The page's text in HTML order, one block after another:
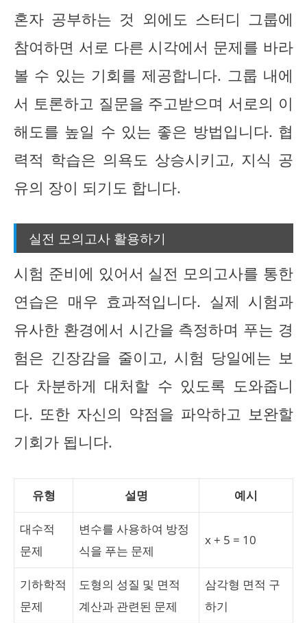
혼자 공부하는 것 외에도 스터디 그룹에
참여하면 서로 다른 시각에서 문제를 바라
볼 수 있는 기회를 제공합니다. 그룹 내에
서 토론하고 질문을 주고받으며 서로의 이
해도를 높일 수 있는 좋은 방법입니다. 협
력적 학습은 의욕도 상승시키고, 지식 공
유의 장이 되기도 합니다.
실전 모의고사 활용하기
시험 준비에 있어서 실전 모의고사를 통한
연습은 매우 효과적입니다. 실제 시험과
유사한 환경에서 시간을 측정하며 푸는 경
험은 긴장감을 줄이고, 시험 당일에는 보
다 차분하게 대처할 수 있도록 도와줍니
다. 또한 자신의 약점을 파악하고 보완할
기회가 됩니다.
유형 설명 예시
대수적
문제
변수를 사용하여 방정
식을 푸는 문제
x + 5 = 10
기하학적
문제
도형의 성질 및 면적
계산과 관련된 문제
삼각형 면적 구
하기